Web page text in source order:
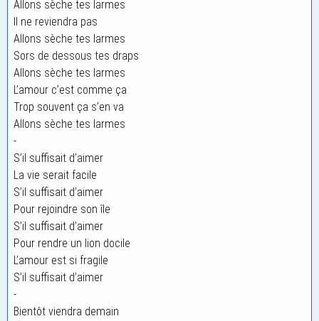
Allons sèche tes larmes
Il ne reviendra pas
Allons sèche tes larmes
Sors de dessous tes draps
Allons sèche tes larmes
L’amour c’est comme ça
Trop souvent ça s’en va
Allons sèche tes larmes
-
S’il suffisait d’aimer
La vie serait facile
S’il suffisait d’aimer
Pour rejoindre son île
S’il suffisait d’aimer
Pour rendre un lion docile
L’amour est si fragile
S’il suffisait d’aimer
-
Bientôt viendra demain